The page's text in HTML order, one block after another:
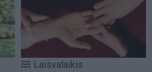
Laisvalaikis